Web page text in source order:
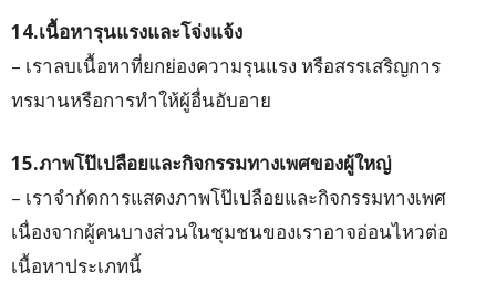
14.เนื้อหารุนแรงและโจ่งแจ้ง
– เราลบเนื้อหาที่ยกย่องความรุนแรง หรือสรรเสริญการ
ทรมานหรือการทำให้ผู้อื่นอับอาย
15.ภาพโป๊เปลือยและกิจกรรมทางเพศของผู้ใหญ่
– เราจำกัดการแสดงภาพโป๊เปลือยและกิจกรรมทางเพศ
เนื่องจากผู้คนบางส่วนในชุมชนของเราอาจอ่อนไหวต่อ
เนื้อหาประเภทนี้